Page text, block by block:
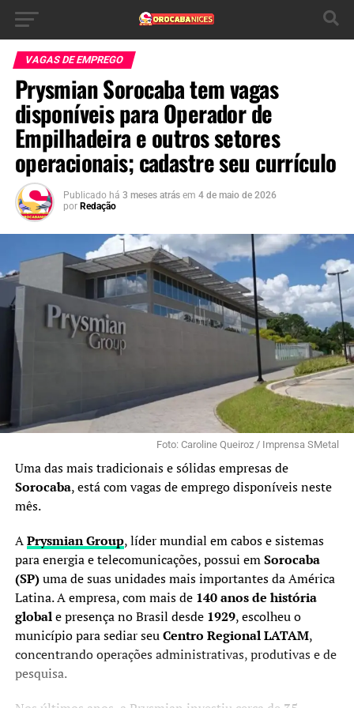
VAGAS DE EMPREGO
Prysmian Sorocaba tem vagas
disponíveis para Operador de
Empilhadeira e outros setores
operacionais; cadastre seu currículo
Publicado há 3 meses atrás em 4 de maio de 2026
por Redação
Foto: Caroline Queiroz / Imprensa SMetal
Uma das mais tradicionais e sólidas empresas de
Sorocaba, está com vagas de emprego disponíveis neste
mês.
APrysmian Group, líder mundial em cabos e sistemas
para energia e telecomunicações, possui emSorocaba
(SP)uma de suas unidades mais importantes da América
Latina. A empresa, com mais de 140 anos de história
globale presença no Brasil desde 1929, escolheu o
município para sediar seuCentro Regional LATAM,
concentrando operações administrativas, produtivas e de
pesquisa.